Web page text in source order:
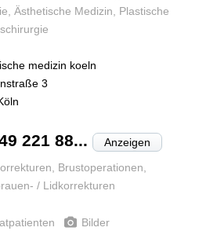
Ästhetische Medizin, Plastische
medizin koeln
3
221 88... Anzeigen
Brustoperationen,
/ Lidkorrekturen
Bilder